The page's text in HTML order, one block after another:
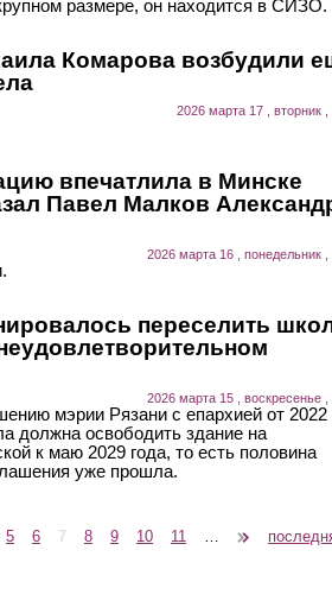
размере, он находится в СИЗО.
Комарова возбудили
2026 марта 17 , вторник ,
впечатлила в Минске
Павел Малков
2026 марта 16 , понедельник ,
переселить
2026 марта 15 , воскресенье ,
мэрии Рязани с епархией от 2022
должна освободить здание на
к маю 2029 года, то есть половина
уже прошла.
5 6 7 8 9 10 11